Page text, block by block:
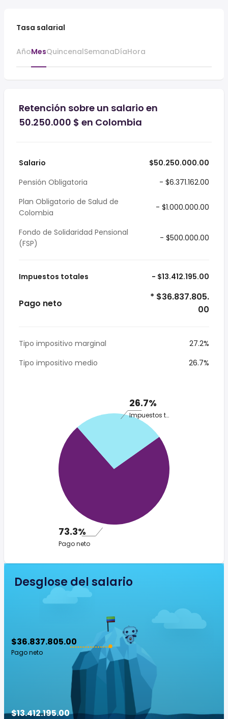
Tasa salarial
AñoMesQuincenalSemanaDíaHora
Retención sobre un salario en
50.250.000 $ en Colombia
Salario
$50.250.000.00
Pensión Obligatoria
- $6.371.162.00
Plan Obligatorio de Salud de
Colombia
- $1.000.000.00
Fondo de Solidaridad Pensional
(FSP)
- $500.000.00
Impuestos totales - $13.412.195.00
Pago neto
* $36.837.805.
00
Tipo impositivo marginal
27.2%
Tipo impositivo medio
26.7%
26.7%
Impuestos totales
73.3%
Pago neto
Desglose del salario
$36.837.805.00
Pago neto
$13.412.195.00